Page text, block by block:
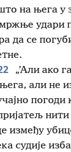
на њега у
удари
да се
„’Али ако
али не
погоди
нити
између
судије